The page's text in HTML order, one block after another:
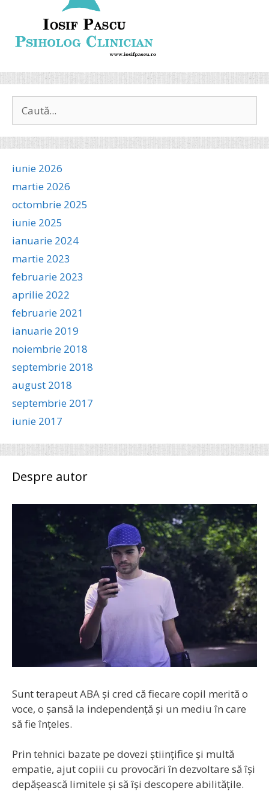
după:
iunie 2026
martie 2026
octombrie 2025
iunie 2025
ianuarie 2024
martie 2023
februarie 2023
aprilie 2022
februarie 2021
ianuarie 2019
noiembrie 2018
septembrie 2018
august 2018
septembrie 2017
iunie 2017
Despre autor
Sunt terapeut ABA și cred că fiecare copil merită o
voce, o șansă la independență și un mediu în care
să fie înțeles.
Prin tehnici bazate pe dovezi științifice și multă
empatie, ajut copiii cu provocări în dezvoltare să își
depășească limitele și să își descopere abilitățile.